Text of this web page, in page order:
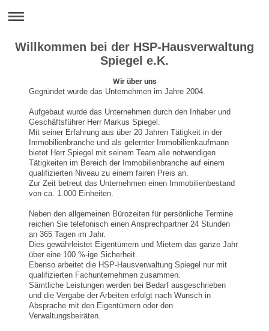
Willkommen bei der HSP-Hausverwaltung
Spiegel e.K.
Wir über uns
Gegründet wurde das Unternehmen im Jahre 2004.
Aufgebaut wurde das Unternehmen durch den Inhaber und
Geschäftsführer Herr Markus Spiegel.
Mit seiner Erfahrung aus über 20 Jahren Tätigkeit in der
Immobilienbranche und als gelernter Immobilienkaufmann
bietet Herr Spiegel mit seinem Team alle notwendigen
Tätigkeiten im Bereich der Immobilienbranche auf einem
qualifizierten Niveau zu einem fairen Preis an.
Zur Zeit betreut das Unternehmen einen Immobilienbestand
von ca. 1.000 Einheiten.
Neben den allgemeinen Bürozeiten für persönliche Termine
reichen Sie telefonisch einen Ansprechpartner 24 Stunden
an 365 Tagen im Jahr.
Dies gewährleistet Eigentümern und Mietern das ganze Jahr
über eine 100 %-ige Sicherheit.
Ebenso arbeitet die HSP-Hausverwaltung Spiegel nur mit
qualifizierten Fachunternehmen zusammen.
Sämtliche Leistungen werden bei Bedarf ausgeschrieben
und die Vergabe der Arbeiten erfolgt nach Wunsch in
Absprache mit den Eigentümern oder den
Verwaltungsbeiräten.